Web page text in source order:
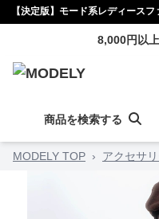
【決定版】モード系レディース
8,000円以
商品を検索する
MODELY TOP › アクセサ